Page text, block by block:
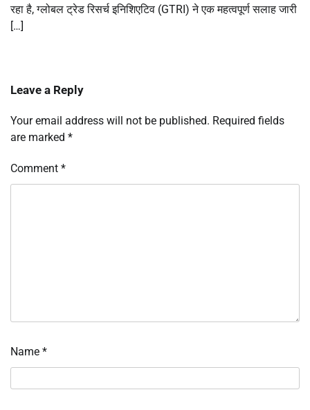
रहा है, ग्लोबल ट्रेड रिसर्च इनिशिएटिव (GTRI) ने एक महत्वपूर्ण सलाह जारी
[…]
Leave a Reply
Your email address will not be published. Required fields
are marked *
Comment *
Name *